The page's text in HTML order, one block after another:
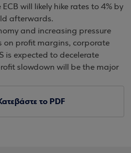
will likely hike rates to 4% by
afterwards.
and increasing pressure
on profit margins, corporate
is expected to decelerate
slowdown will be the major
το PDF